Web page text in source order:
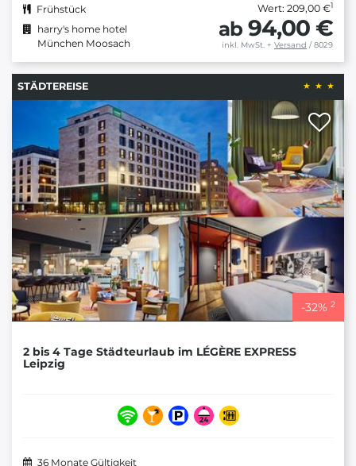
Frühstück
harry's home hotel
München Moosach
Wert: 209,00 €1
ab 94,00 €
inkl. MwSt. + Versand / 8029
STÄDTEREISE
-32% 2
2 bis 4 Tage Städteurlaub im LÉGÈRE EXPRESS
Leipzig
36 Monate Gültigkeit